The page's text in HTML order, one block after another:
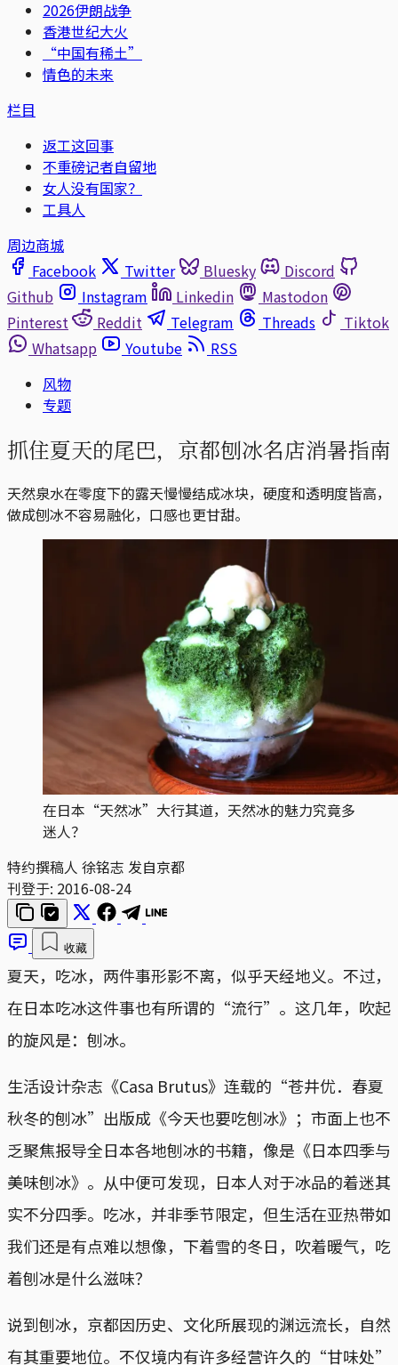
2026伊朗战争
香港世纪大火
“中国有稀土”
情色的未来
栏目
返工这回事
不重磅记者自留地
女人没有国家？
工具人
周边商城
Facebook
Twitter Bluesky
Discord
Github
Instagram Linkedin
Mastodon
Pinterest
Reddit Telegram Threads
Tiktok
Whatsapp
Youtube
RSS
风物
专题
抓住夏天的尾巴，京都刨冰名店消暑指南
天然泉水在零度下的露天慢慢结成冰块，硬度和透明度皆高，
做成刨冰不容易融化，口感也更甘甜。
在日本“天然冰”大行其道，天然冰的魅力究竟多
迷人？
特约撰稿人 徐铭志 发自京都
刊登于: 2016-08-24
收藏
夏天，吃冰，两件事形影不离，似乎天经地义。不过，
在日本吃冰这件事也有所谓的“流行”。这几年，吹起
的旋风是：刨冰。
生活设计杂志《Casa Brutus》连载的“苍井优．春夏
秋冬的刨冰”出版成《今天也要吃刨冰》；市面上也不
乏聚焦报导全日本各地刨冰的书籍，像是《日本四季与
美味刨冰》。从中便可发现，日本人对于冰品的着迷其
实不分四季。吃冰，并非季节限定，但生活在亚热带如
我们还是有点难以想像，下着雪的冬日，吹着暖气，吃
着刨冰是什么滋味？
说到刨冰，京都因历史、文化所展现的渊远流长，自然
有其重要地位。不仅境内有许多经营许久的“甘味处”